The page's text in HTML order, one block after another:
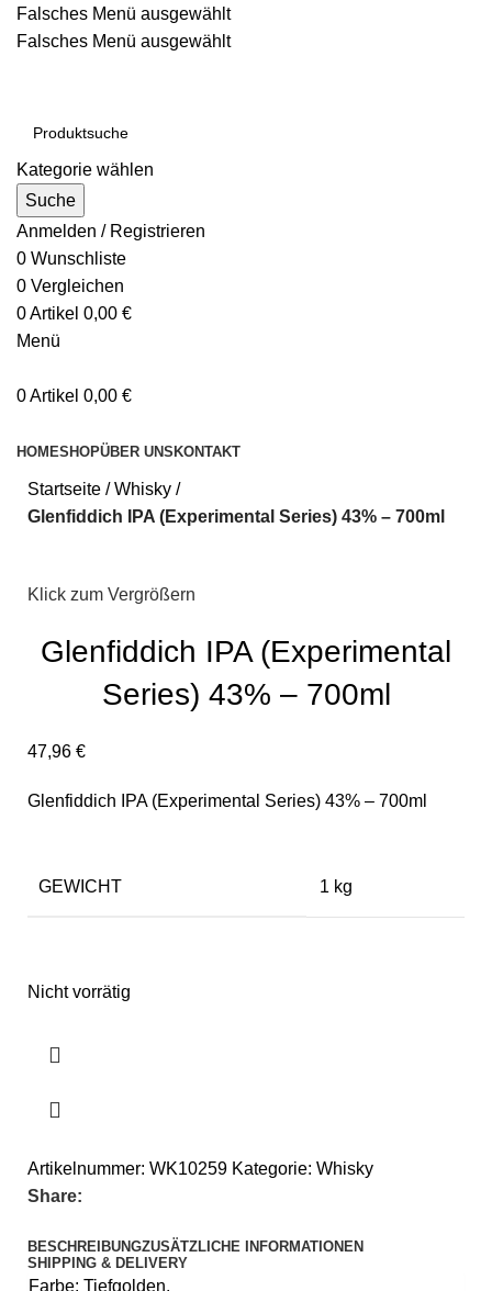
Falsches Menü ausgewählt
Falsches Menü ausgewählt
Kategorie wählen
Suche
Anmelden / Registrieren
0 Wunschliste
0 Vergleichen
0Artikel 0,00 €
Menü
0Artikel 0,00 €
HOMESHOPÜBER UNS KONTAKT
Startseite
Whisky
Glenfiddich IPA (Experimental Series) 43% – 700ml
Klick zum Vergrößern
Glenfiddich IPA (Experimental
Series) 43% – 700ml
47,96 €
Glenfiddich IPA (Experimental Series) 43% – 700ml
GEWICHT 1 kg
Nicht vorrätig
Artikelnummer: WK10259 Kategorie: Whisky
Share:
BESCHREIBUNGZUSÄTZLICHE INFORMATIONEN
SHIPPING & DELIVERY
Farbe: Tiefgolden.